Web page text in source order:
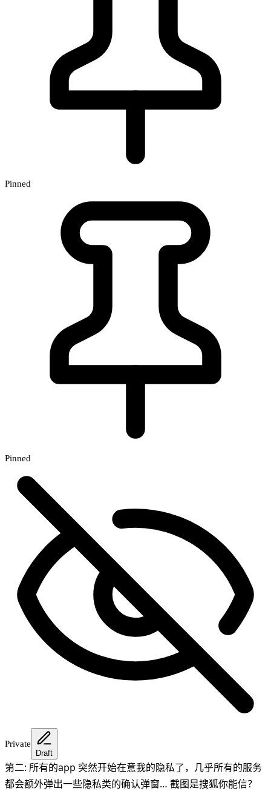
Pinned
Pinned
Private
Draft
第二: 所有的app 突然开始在意我的隐私了，几乎所有的服务
都会额外弹出一些隐私类的确认弹窗… 截图是搜狐你能信？